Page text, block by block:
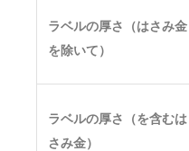
ラベルの厚さ（はさみ金
を除いて）
ラベルの厚さ（を含むは
さみ金）